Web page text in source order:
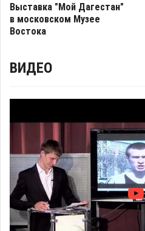
Выставка "Мой Дагестан"
в московском Музее
Востока
ВИДЕО